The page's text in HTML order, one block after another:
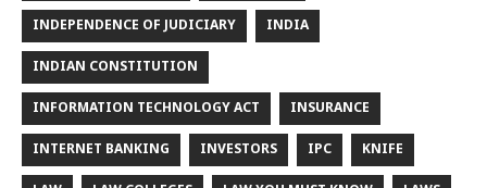
INDEPENDENCE OF JUDICIARY INDIA
INDIAN CONSTITUTION
INFORMATION TECHNOLOGY ACT INSURANCE
INTERNET BANKING INVESTORS IPC KNIFE